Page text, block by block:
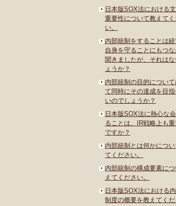
日本版SOX法における
重要性について教えてく
い。
内部統制をすることは
自身を守ることにもつな
聞きましたが、それはな
ょうか？
内部統制の目的につい
て同時にその達成を目
いのでしょうか？
日本版SOX法に熱心な
ることは、IR戦略上も
ですか？
内部統制とは何かについ
てください。
内部統制の構成要素に
えてください。
日本版SOX法における
制度の概要を教えてくだ